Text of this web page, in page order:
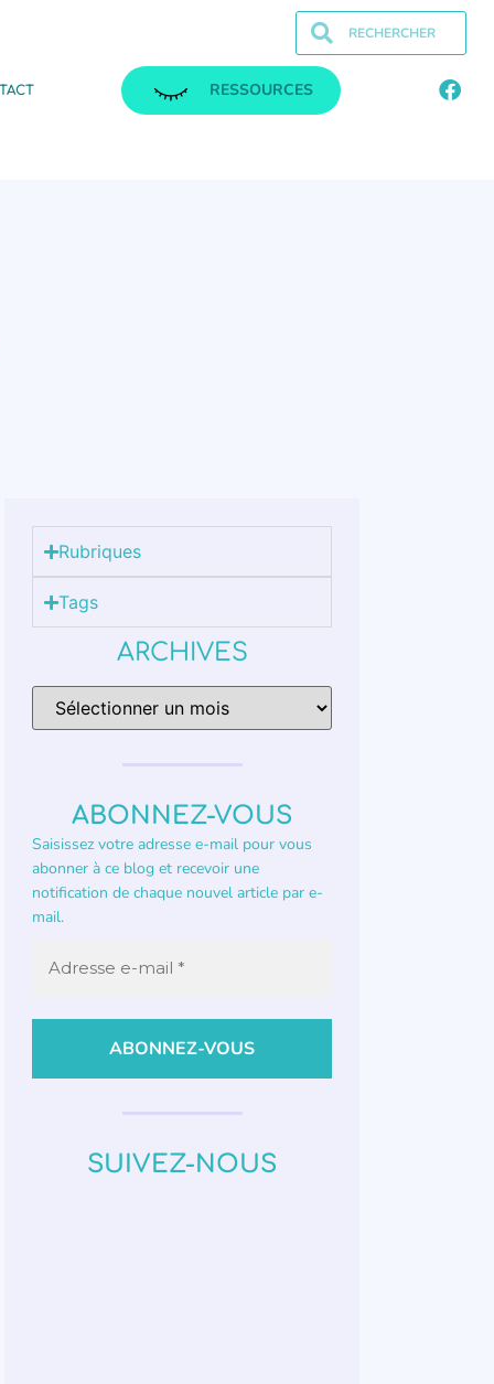
RESSOURCES
Rubriques
Tags
ARCHIVES
ABONNEZ-VOUS
Saisissez votre adresse e-mail pour vous
abonner à ce blog et recevoir une
notification de chaque nouvel article par e-
mail.
SUIVEZ-NOUS